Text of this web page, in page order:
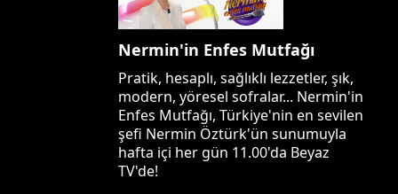
Nermin'in Enfes Mutfağı
Pratik, hesaplı, sağlıklı lezzetler, şık,
modern, yöresel sofralar... Nermin'in
Enfes Mutfağı, Türkiye'nin en sevilen
şefi Nermin Öztürk'ün sunumuyla
hafta içi her gün 11.00'da Beyaz
TV'de!